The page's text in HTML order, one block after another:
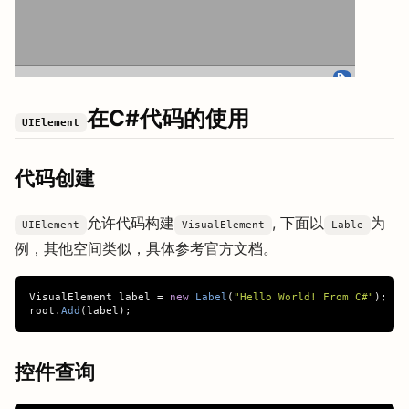
UIElement 在C#代码的使用
代码创建
UIElement 允许代码构建 VisualElement , 下面以 Lable
为
例，其他空间类似，具体参考官方文档。
VisualElement label = new Label ( "Hello World! From C#" );
root . Add ( label );
控件查询